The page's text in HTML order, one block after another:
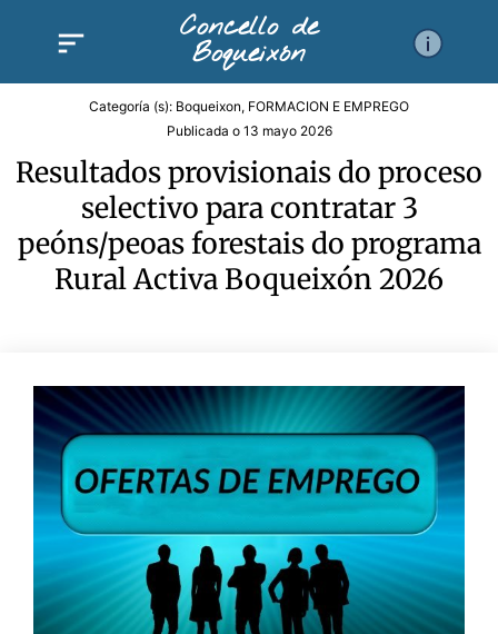
Concello de
Boqueixón
Categoría (s): Boqueixon, FORMACION E EMPREGO
Publicada o 13 mayo 2026
Resultados provisionais do proceso
selectivo para contratar 3
peóns/peoas forestais do programa
Rural Activa Boqueixón 2026